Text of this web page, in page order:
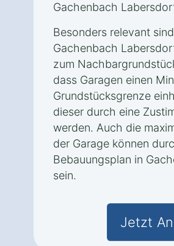
Gachenbach
Besonders relevant
Gachenbach
zum
dass Garagen einen
Grundstücksgrenze
dieser durch eine
werden. Auch die
der Garage können
Bebauungsplan in
sein.
Jetzt